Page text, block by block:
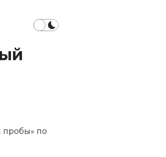
пробы» по